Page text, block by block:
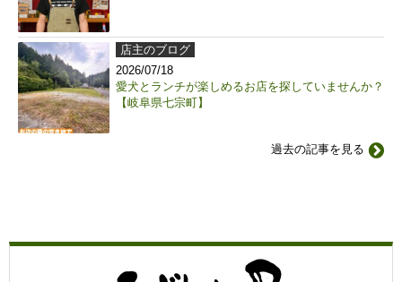
店主のブログ
2026/07/18
愛犬とランチが楽しめるお店を探していませんか？
【岐阜県七宗町】
過去の記事を見る